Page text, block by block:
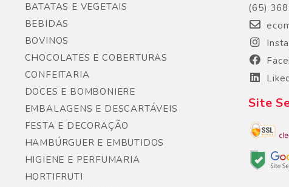
BATATAS E VEGETAIS
BEBIDAS
BOVINOS
CHOCOLATES E COBERTURAS
CONFEITARIA
DOCES E BOMBONIERE
EMBALAGENS E DESCARTÁVEIS
FESTA E DECORAÇÃO
HAMBÚRGUER E EMBUTIDOS
HIGIENE E PERFUMARIA
HORTIFRUTI
(65)
Site